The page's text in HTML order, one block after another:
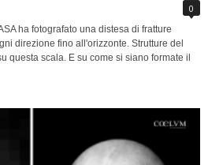
0
ha fotografato una distesa di fratture
direzione fino all'orizzonte. Strutture del
questa scala. E su come si siano formate il